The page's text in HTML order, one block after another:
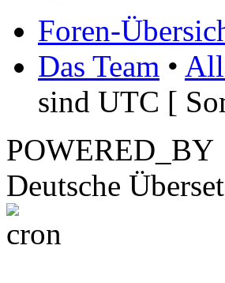
Foren-
Das Team •
sind UTC [
POWERED_BY
Deutsche